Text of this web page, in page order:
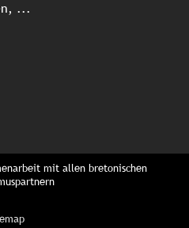
...
mit allen bretonischen